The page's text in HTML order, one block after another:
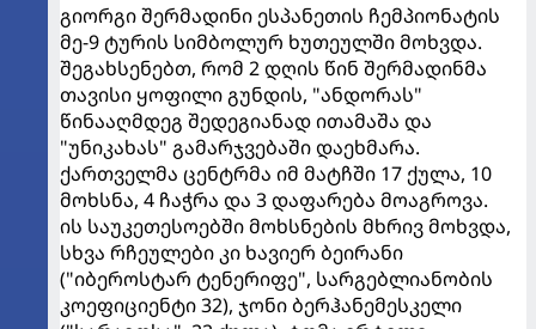
გიორგი შერმადინი ესპანეთის ჩემპიონატის
მე-9 ტურის სიმბოლურ ხუთეულში მოხვდა.
შეგახსენებთ, რომ 2 დღის წინ შერმადინმა
თავისი ყოფილი გუნდის, "ანდორას"
წინააღმდეგ შედეგიანად ითამაშა და
"უნიკახას" გამარჯვებაში დაეხმარა.
ქართველმა ცენტრმა იმ მატჩში 17 ქულა, 10
მოხსნა, 4 ჩაჭრა და 3 დაფარება მოაგროვა.
ის საუკეთესოებში მოხსნების მხრივ მოხვდა,
სხვა რჩეულები კი ხავიერ ბეირანი
("იბეროსტარ ტენერიფე", სარგებლიანობის
კოეფიციენტი 32), ჯონი ბერჰანემესკელი